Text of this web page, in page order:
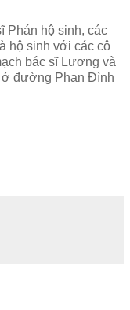
Phán hộ sinh, các
hộ sinh với các cô
bác sĩ Lương và
ở đường Phan Đình